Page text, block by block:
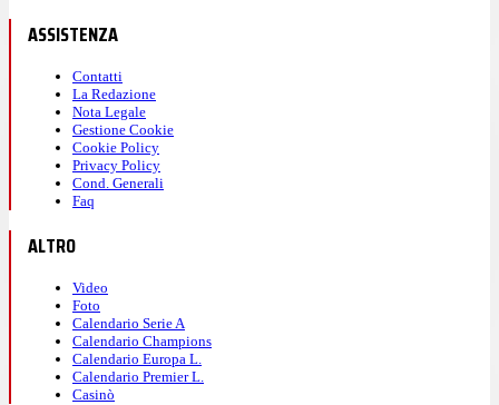
ASSISTENZA
Contatti
La Redazione
Nota Legale
Gestione Cookie
Cookie Policy
Privacy Policy
Cond. Generali
Faq
ALTRO
Video
Foto
Calendario Serie A
Calendario Champions
Calendario Europa L.
Calendario Premier L.
Casinò